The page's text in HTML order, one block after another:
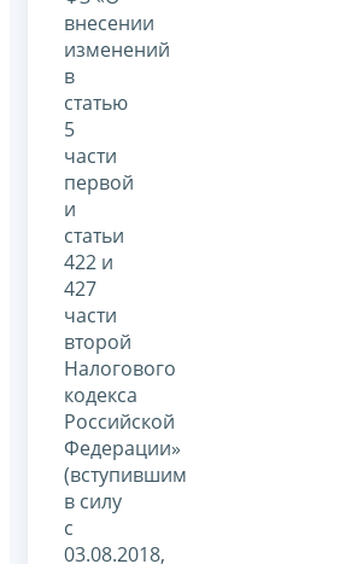
внесении
изменений
в
статью
5
части
первой
и
статьи
422 и
427
части
второй
Налогового
кодекса
Российской
Федерации»
(вступившим
в силу
с
03.08.2018,